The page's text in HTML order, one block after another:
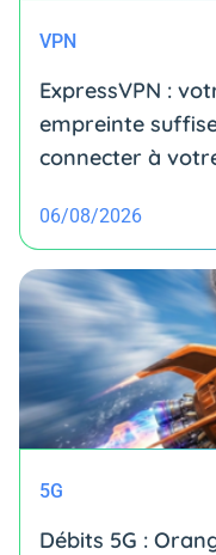
VPN
ExpressVPN :
empreinte
connecter à
06/08/2026
5G
Débits 5G :